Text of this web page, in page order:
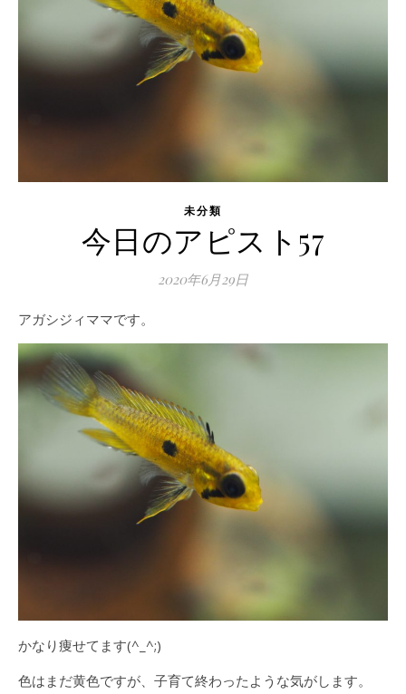
未分類
今日のアピスト57
2020年6月29日
アガシジィママです。
かなり痩せてます(^_^;)
色はまだ黄色ですが、子育て終わったような気がします。